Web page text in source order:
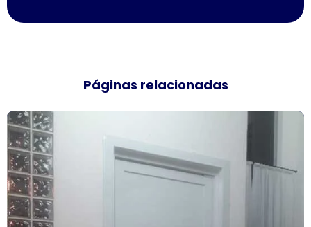
Empresa de janela vidro multilaminado
Empresas de esquadrias de alumínio sp
Esquadria de alumínio amadeirado
Esquadria alumínio janela preço
Esquadria de alumínio preço metro
Esquadria com persiana
Páginas relacionadas